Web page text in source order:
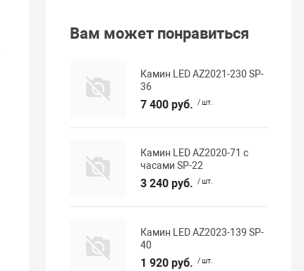
Вам может понравиться
Камин LED AZ2021-230 SP-
36
7 400 руб. / шт.
Камин LED AZ2020-71 с
часами SP-22
3 240 руб. / шт.
Камин LED AZ2023-139 SP-
40
1 920 руб. / шт.